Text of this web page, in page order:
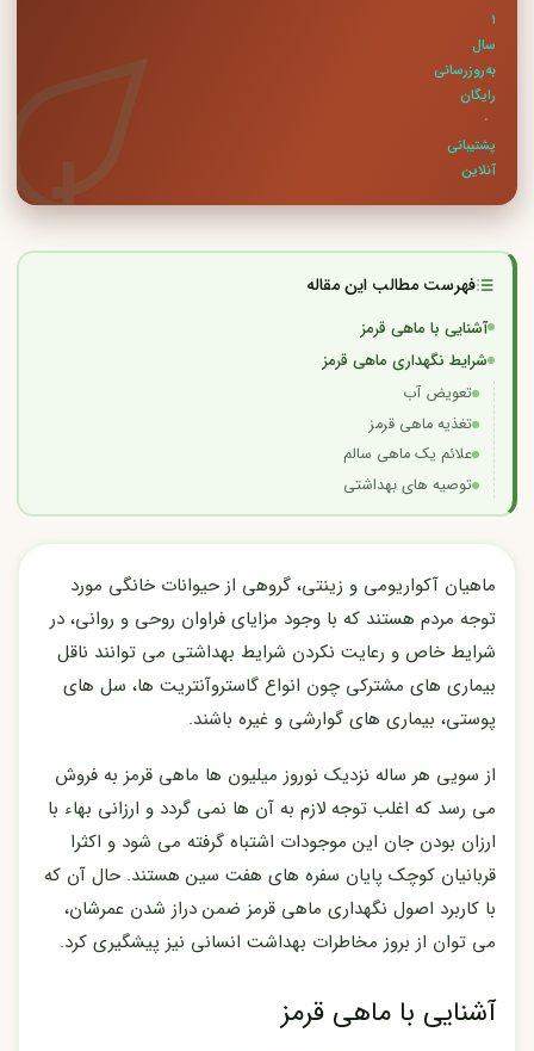
۱
سال
به‌روزرسانی
رایگان
·
پشتیبانی
آنلاین
فهرست مطالب این مقاله
آشنایی با ماهی قرمز
شرایط نگهداری ماهی قرمز
تعویض آب
تغذیه ماهی قرمز
علائم یک ماهی سالم
توصیه های بهداشتی
ماهیان آکواریومی و زینتی، گروهی از حیوانات خانگی مورد
توجه مردم هستند که با وجود مزایای فراوان روحی و روانی، در
شرایط خاص و رعایت نکردن شرایط بهداشتی می توانند ناقل
بیماری های مشترکی چون انواع گاستروآنتریت ها، سل های
پوستی، بیماری های گوارشی و غیره باشند.
از سویی هر ساله نزدیک نوروز میلیون ها ماهی قرمز به فروش
می رسد که اغلب توجه لازم به آن ها نمی گردد و ارزانی بهاء با
ارزان بودن جان این موجودات اشتباه گرفته می شود و اکثرا
قربانیان کوچک پایان سفره های هفت سین هستند. حال آن که
با کاربرد اصول نگهداری ماهی قرمز ضمن دراز شدن عمرشان،
می توان از بروز مخاطرات بهداشت انسانی نیز پیشگیری کرد.
آشنایی با ماهی قرمز